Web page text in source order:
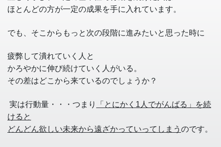
ほとんどの方が一定の成果を手に入れています。
でも、そこからもっと次の段階に進みたいと思った時に
疲弊して潰れていく人と
かろやかに伸び続けていく人がいる。
その差はどこから来ているのでしょうか？
実は行動量・・・つまり
「とにかく1人でがんばる」を続
けると
どんどん欲しい未来から遠ざかっていってしまう のです。